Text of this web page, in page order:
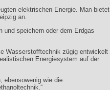
elektrischen Energie. Man bietet
an.
und speichern oder dem Erdgas
Wasserstofftechnik zügig entwickelt
Energiesystem auf der
ebensowenig wie die